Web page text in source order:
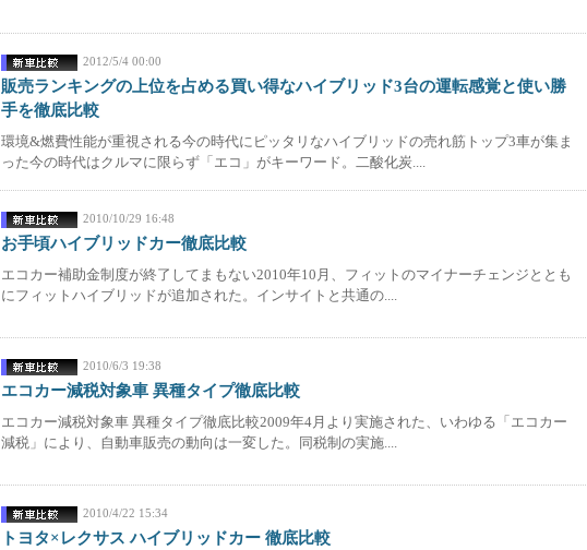
2012/5/4 00:00
販売ランキングの上位を占める買い得なハイブリッド3台の運転感覚と使い勝
手を徹底比較
環境&燃費性能が重視される今の時代にピッタリなハイブリッドの売れ筋トップ3車が集ま
った今の時代はクルマに限らず「エコ」がキーワード。二酸化炭....
2010/10/29 16:48
お手頃ハイブリッドカー徹底比較
エコカー補助金制度が終了してまもない2010年10月、フィットのマイナーチェンジととも
にフィットハイブリッドが追加された。インサイトと共通の....
2010/6/3 19:38
エコカー減税対象車 異種タイプ徹底比較
エコカー減税対象車 異種タイプ徹底比較2009年4月より実施された、いわゆる「エコカー
減税」により、自動車販売の動向は一変した。同税制の実施....
2010/4/22 15:34
トヨタ×レクサス ハイブリッドカー 徹底比較